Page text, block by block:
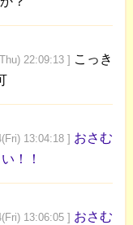
22:09:13 ] こっき
13:04:18 ] おさむ
！！
13:06:05 ] おさむ